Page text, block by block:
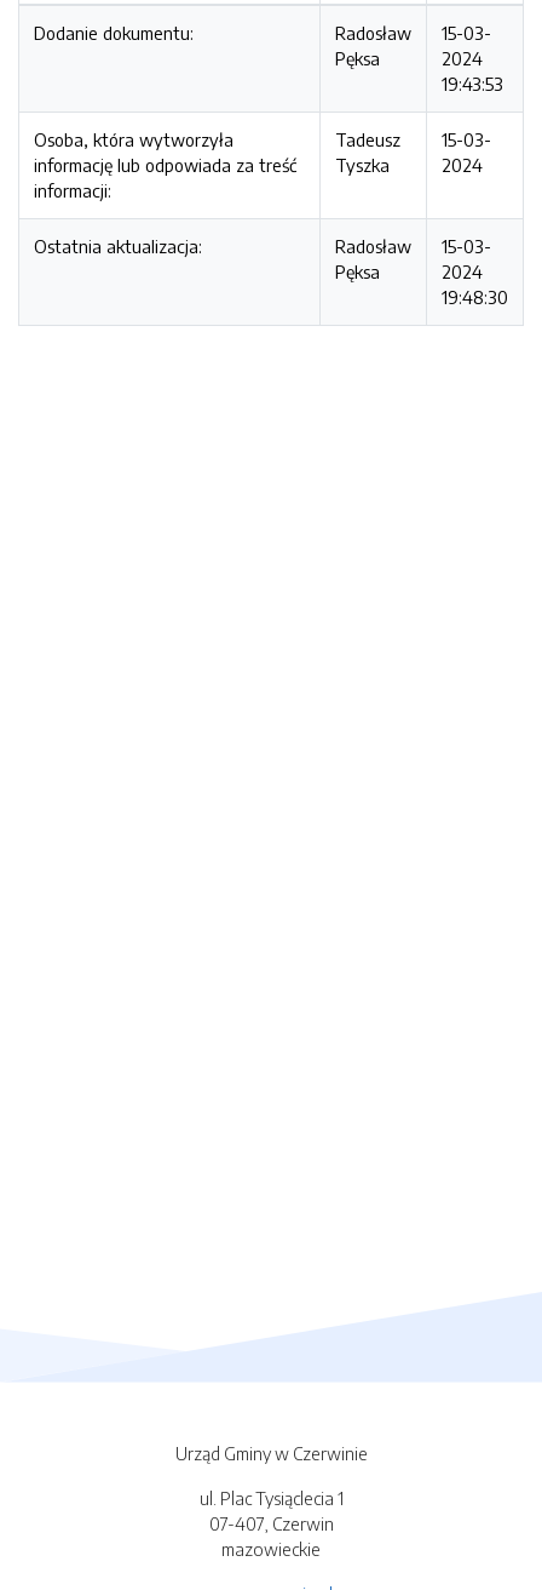
Dodanie dokumentu:
Radosław
Pęksa
15-03-
2024
19:43:53
Osoba, która wytworzyła
informację lub odpowiada za treść
informacji:
Tadeusz
Tyszka
15-03-
2024
Ostatnia aktualizacja:
Radosław
Pęksa
15-03-
2024
19:48:30
Urząd Gminy w Czerwinie
ul. Plac Tysiąclecia 1
07-407, Czerwin
mazowieckie